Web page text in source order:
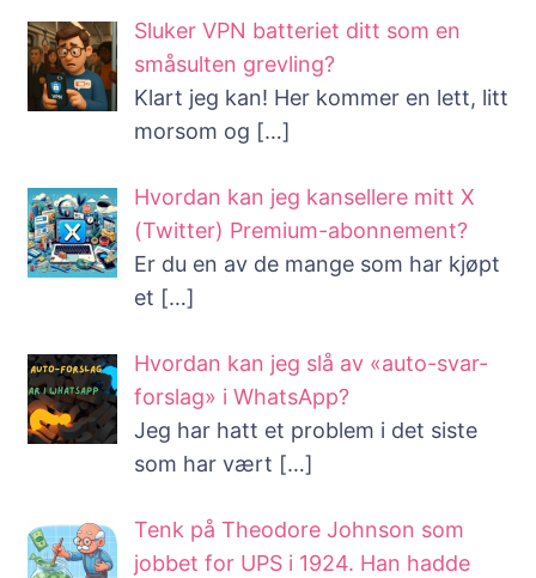
Sluker VPN batteriet ditt som en
småsulten grevling?
Klart jeg kan! Her kommer en lett, litt
morsom og […]
Hvordan kan jeg kansellere mitt X
(Twitter) Premium-abonnement?
Er du en av de mange som har kjøpt
et […]
Hvordan kan jeg slå av «auto-svar-
forslag» i WhatsApp?
Jeg har hatt et problem i det siste
som har vært […]
Tenk på Theodore Johnson som
jobbet for UPS i 1924. Han hadde